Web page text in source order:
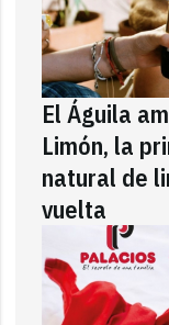
El Águila
Limón, la
natural de
vuelta